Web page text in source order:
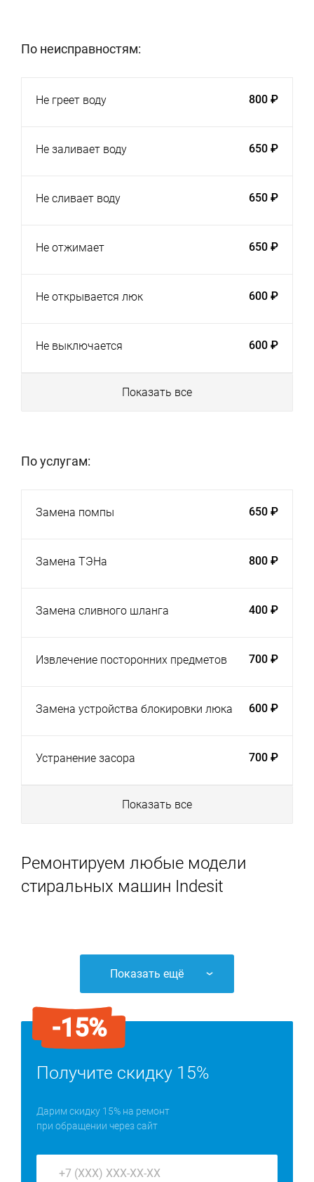
По неисправностям:
Не греет воду 800 ₽
Не заливает воду 650 ₽
Не сливает воду 650 ₽
Не отжимает 650 ₽
Не открывается люк 600 ₽
Не выключается 600 ₽
Показать все
По услугам:
Замена помпы 650 ₽
Замена ТЭНа 800 ₽
Замена сливного шланга 400 ₽
Извлечение посторонних предметов 700 ₽
Замена устройства блокировки люка 600 ₽
Устранение засора 700 ₽
Показать все
Ремонтируем любые модели
стиральных машин Indesit
Показать ещё
-15%
Получите скидку 15%
Дарим скидку 15% на ремонт
при обращении через сайт